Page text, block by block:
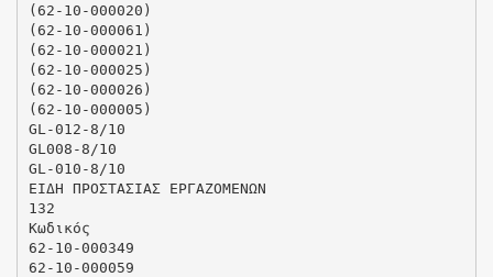
(62-10-000020)
(62-10-000061)
(62-10-000021)
(62-10-000025)
(62-10-000026)
(62-10-000005)
GL-012-8/10
GL008-8/10
GL-010-8/10
ΕΙΔΗ ΠΡΟΣΤΑΣΙΑΣ ΕΡΓΑΖΟΜΕΝΩΝ
132
Κωδικός
62-10-000349
62-10-000059